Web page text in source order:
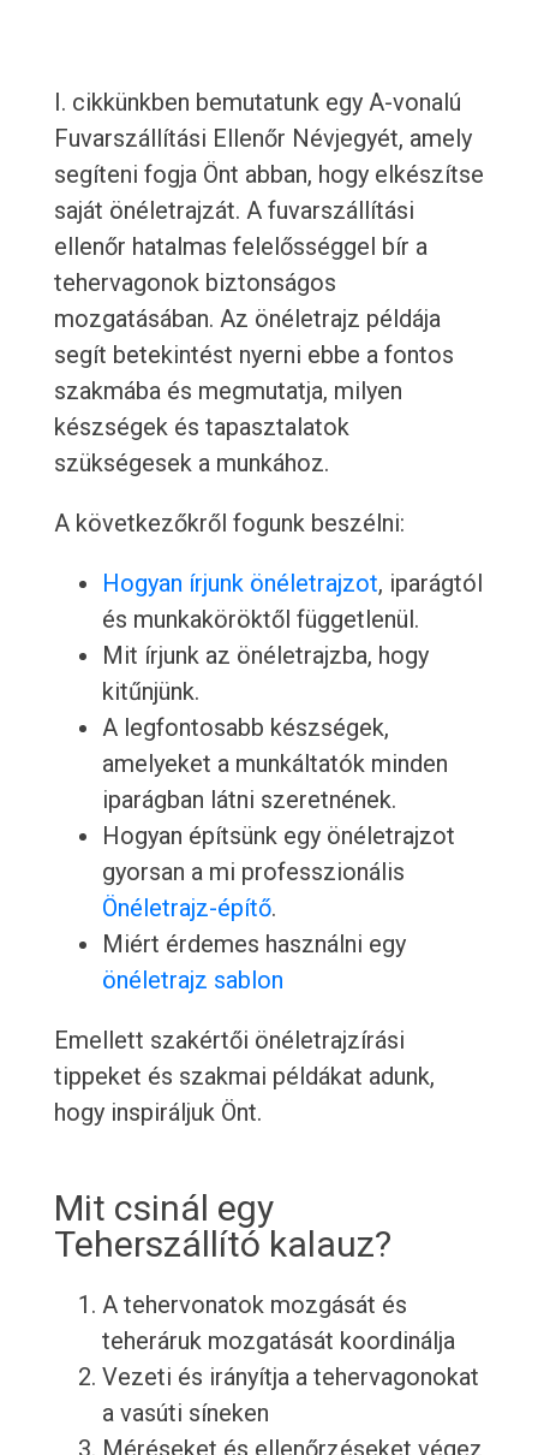
I. cikkünkben bemutatunk egy A-vonalú
Fuvarszállítási Ellenőr Névjegyét, amely
segíteni fogja Önt abban, hogy elkészítse
saját önéletrajzát. A fuvarszállítási
ellenőr hatalmas felelősséggel bír a
tehervagonok biztonságos
mozgatásában. Az önéletrajz példája
segít betekintést nyerni ebbe a fontos
szakmába és megmutatja, milyen
készségek és tapasztalatok
szükségesek a munkához.
A következőkről fogunk beszélni:
Hogyan írjunk önéletrajzot, iparágtól
és munkaköröktől függetlenül.
Mit írjunk az önéletrajzba, hogy
kitűnjünk.
A legfontosabb készségek,
amelyeket a munkáltatók minden
iparágban látni szeretnének.
Hogyan építsünk egy önéletrajzot
gyorsan a mi professzionális
Önéletrajz-építő.
Miért érdemes használni egy
önéletrajz sablon
Emellett szakértői önéletrajzírási
tippeket és szakmai példákat adunk,
hogy inspiráljuk Önt.
Mit csinál egy
Teherszállító kalauz?
A tehervonatok mozgását és
teheráruk mozgatását koordinálja
Vezeti és irányítja a tehervagonokat
a vasúti síneken
Méréseket és ellenőrzéseket végez